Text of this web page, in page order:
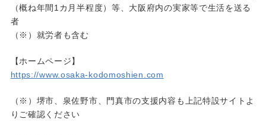
（概ね年間1カ月半程度）等、大阪府内の実家等で生活を送る
者
（※）就労者も含む
【ホームページ】
https://www.osaka-kodomoshien.com
（※）堺市、泉佐野市、門真市の支援内容も上記特設サイトよ
りご確認ください